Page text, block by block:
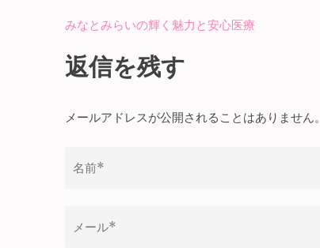
投
稿
ナ
ビ
シ
ン
みなとみらいの輝く魅力と安心医療
返信を残す
メールアドレスが公開されることはありません。